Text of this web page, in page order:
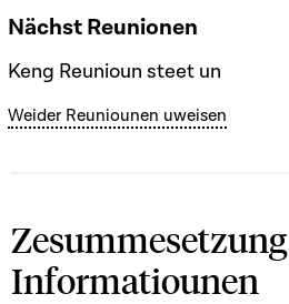
Nächst Reunionen
Keng Reunioun steet un
Weider Reuniounen uweisen
Informatiounen